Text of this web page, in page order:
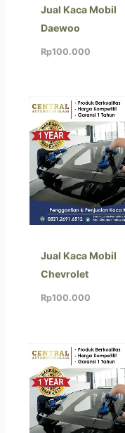
Jual Kaca Mobil
Daewoo
Rp100.000
Jual Kaca Mobil
Chevrolet
Rp100.000